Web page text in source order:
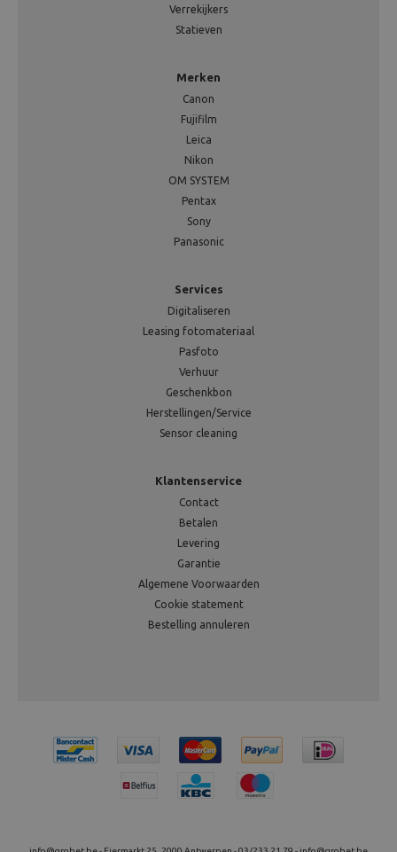
Verrekijkers
Statieven
Merken
Canon
Fujifilm
Leica
Nikon
OM SYSTEM
Pentax
Sony
Panasonic
Services
Digitaliseren
Leasing fotomateriaal
Pasfoto
Verhuur
Geschenkbon
Herstellingen/Service
Sensor cleaning
Klantenservice
Contact
Betalen
Levering
Garantie
Algemene Voorwaarden
Cookie statement
Bestelling annuleren